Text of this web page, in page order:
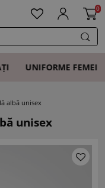
0
UNIFORME FEMEI
albă unisex
unisex